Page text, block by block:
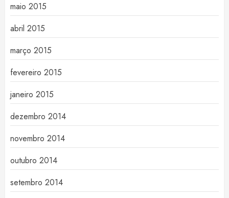
maio 2015
abril 2015
março 2015
fevereiro 2015
janeiro 2015
dezembro 2014
novembro 2014
outubro 2014
setembro 2014